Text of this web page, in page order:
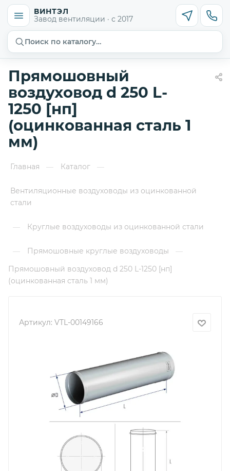
ВИНТЭЛ
Завод вентиляции · с 2017
Поиск по каталогу…
Прямошовный
воздуховод d 250 L-
1250 [нп]
(оцинкованная сталь 1
мм)
Главная — Каталог —
Вентиляционные воздуховоды из оцинкованной
стали
— Круглые воздуховоды из оцинкованной стали
— Прямошовные круглые воздуховоды
—
Прямошовный воздуховод d 250 L-1250 [нп]
(оцинкованная сталь 1 мм)
Артикул: VTL-00149166